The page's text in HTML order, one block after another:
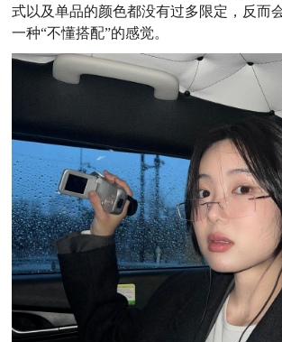
式以及单品的颜色都没有过多限定，反而
一种“不懂搭配”的感觉。